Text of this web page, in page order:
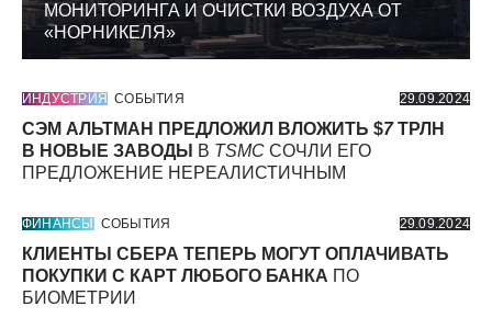
МОНИТОРИНГА И ОЧИСТКИ ВОЗДУХА ОТ
«НОРНИКЕЛЯ»
ИНДУСТРИЯ СОБЫТИЯ 29.09.2024
СЭМ АЛЬТМАН ПРЕДЛОЖИЛ ВЛОЖИТЬ $7ТРЛН
В НОВЫЕ ЗАВОДЫ
В TSMC СОЧЛИ ЕГО
ПРЕДЛОЖЕНИЕ НЕРЕАЛИСТИЧНЫМ
ФИНАНСЫ СОБЫТИЯ 29.09.2024
КЛИЕНТЫ СБЕРА ТЕПЕРЬ МОГУТ ОПЛАЧИВАТЬ
ПОКУПКИ С КАРТ ЛЮБОГО БАНКА ПО
БИОМЕТРИИ